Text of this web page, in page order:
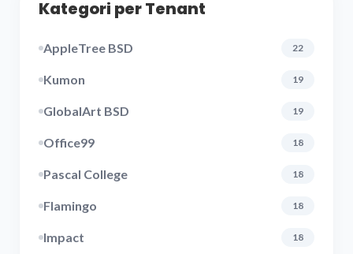
Kategori per Tenant
AppleTree BSD 22
Kumon 19
GlobalArt BSD 19
Office99 18
Pascal College 18
Flamingo 18
Impact 18